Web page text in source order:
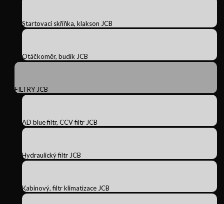
Startovací skříňka, klakson JCB
Otáčkoměr, budík JCB
FILTRY JCB
AD blue filtr, CCV filtr JCB
Hydraulický filtr JCB
Kabinový, filtr klimatizace JCB